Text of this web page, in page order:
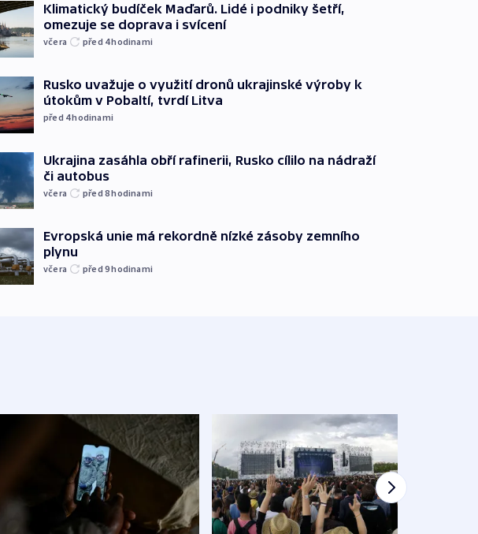
Klimatický budíček Maďarů. Lidé i podniky šetří,
omezuje se doprava i svícení
včera před 4hodinami
Rusko uvažuje o využití dronů ukrajinské výroby k
útokům v Pobaltí, tvrdí Litva
před 4hodinami
Ukrajina zasáhla obří rafinerii, Rusko cílilo na nádraží
či autobus
včera před 8hodinami
Evropská unie má rekordně nízké zásoby zemního
plynu
včera před 9hodinami